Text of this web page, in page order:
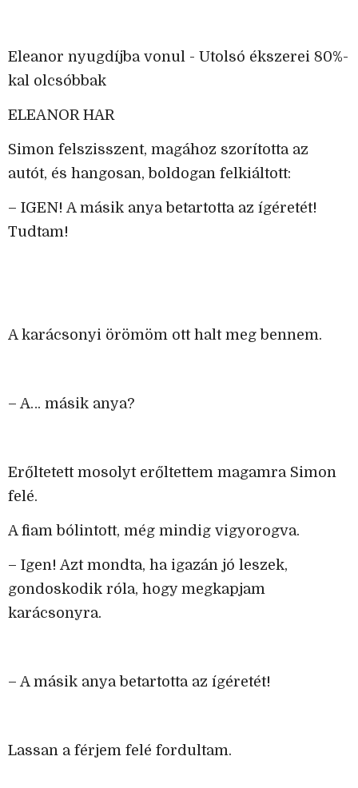
Eleanor nyugdíjba vonul - Utolsó ékszerei 80%-
kal olcsóbbak
ELEANOR HAR
Simon felszisszent, magához szorította az
autót, és hangosan, boldogan felkiáltott:
– IGEN! A másik anya betartotta az ígéretét!
Tudtam!
A karácsonyi örömöm ott halt meg bennem.
– A… másik anya?
Erőltetett mosolyt erőltettem magamra Simon
felé.
A fiam bólintott, még mindig vigyorogva.
– Igen! Azt mondta, ha igazán jó leszek,
gondoskodik róla, hogy megkapjam
karácsonyra.
– A másik anya betartotta az ígéretét!
Lassan a férjem felé fordultam.